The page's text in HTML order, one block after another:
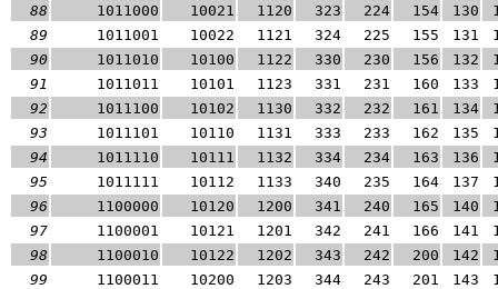
88
1011000 10021 1120 323 224 154 130
89
1011001 10022 1121 324 225 155 131
90
1011010 10100 1122 330 230 156 132
91
1011011 10101 1123 331 231 160 133
92
1011100 10102 1130 332 232 161 134
93
1011101 10110 1131 333 233 162 135
94
1011110 10111 1132 334 234 163 136
95
1011111 10112 1133 340 235 164 137
96
1100000 10120 1200 341 240 165 140
97
1100001 10121 1201 342 241 166 141
98
1100010 10122 1202 343 242 200 142
99
1100011 10200 1203 344 243 201 143